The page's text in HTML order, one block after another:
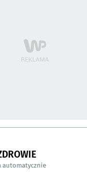
automatycznie